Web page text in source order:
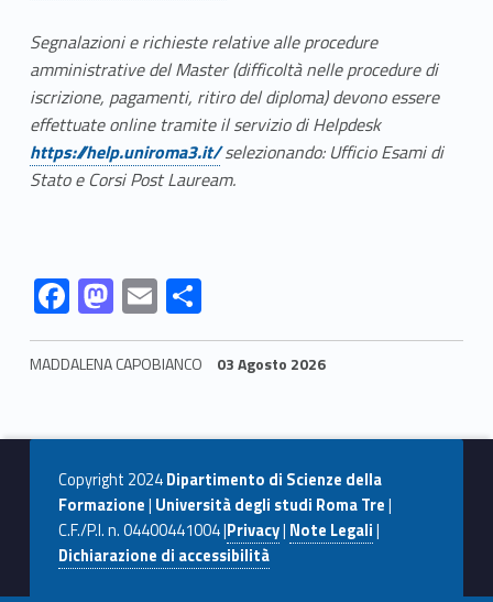
Segnalazioni e richieste relative alle procedure
amministrative del Master (difficoltà nelle procedure di
iscrizione, pagamenti, ritiro del diploma) devono essere
effettuate online tramite il servizio di Helpdesk
https://help.uniroma3.it/selezionando: Ufficio Esami di
Stato e Corsi Post Lauream.
Link identifier #identifier__180369-6 F
ac
e
o
o
k
Link identifier #identifier__1981-7 M
as
to
o
n
Link identifier #identifier__61852-8 E
m
ai
Link identifier #identifier__123338-9 C
o
n
vi
di
MADDALENA CAPOBIANCO 03 Agosto 2026
Copyright 2024Dipartimento di Scienze della
Formazione| Università degli studi Roma Tre|
C.F./P.I. n. 04400441004 |Privacy| Note Legali|
Dichiarazione di accessibilità